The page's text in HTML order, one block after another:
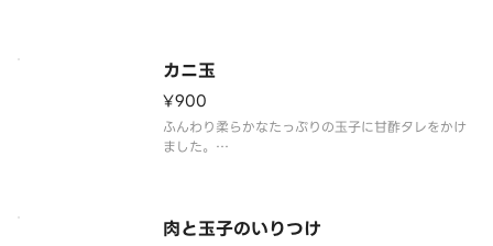
カニ玉
¥900
ふんわり柔らかなたっぷりの玉子に甘酢タレをかけ
ました。
【注意事項】
肉と玉子のいりつけ